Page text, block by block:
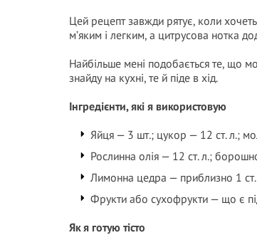
Цей рецепт завжди рятує, коли
м’яким і легким, а цитрусова нотка
Найбільше мені подобається те, що
знайду на кухні, те й піде в хід.
Інгредієнти, які я використовую
Яйця — 3 шт.; цукор — 12 ст. л.;
Рослинна олія — 12 ст. л.;
Лимонна цедра — приблизно 1
Фрукти або сухофрукти — що є
Як я готую тісто